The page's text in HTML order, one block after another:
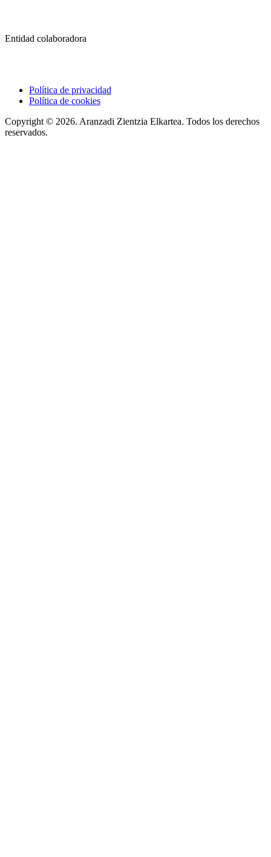
Entidad colaboradora
Política de privacidad
Política de cookies
Copyright © 2026. Aranzadi Zientzia Elkartea. Todos los derechos
reservados.